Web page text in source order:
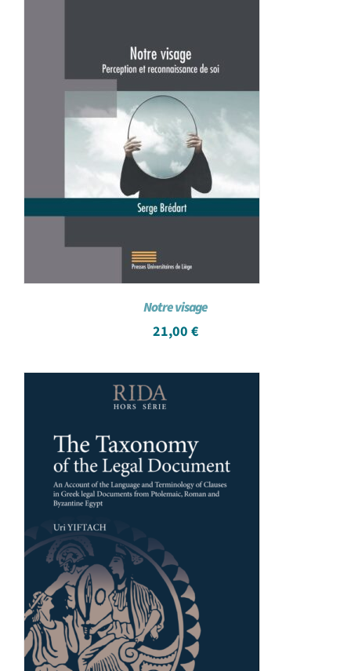
Notre visage
21,00 €